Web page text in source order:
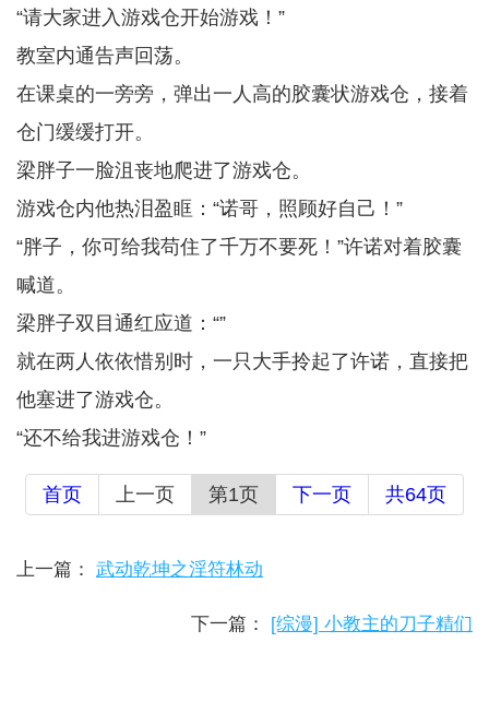
“请大家进入游戏仓开始游戏！”
教室内通告声回荡。
在课桌的一旁旁，弹出一人高的胶囊状游戏仓，接着
仓门缓缓打开。
梁胖子一脸沮丧地爬进了游戏仓。
游戏仓内他热泪盈眶：“诺哥，照顾好自己！”
“胖子，你可给我苟住了千万不要死！”许诺对着胶囊
喊道。
梁胖子双目通红应道：“”
就在两人依依惜别时，一只大手拎起了许诺，直接把
他塞进了游戏仓。
“还不给我进游戏仓！”
首页 上一页 第1页 下一页 共64页
上一篇： 武动乾坤之淫符林动
下一篇： [综漫] 小教主的刀子精们